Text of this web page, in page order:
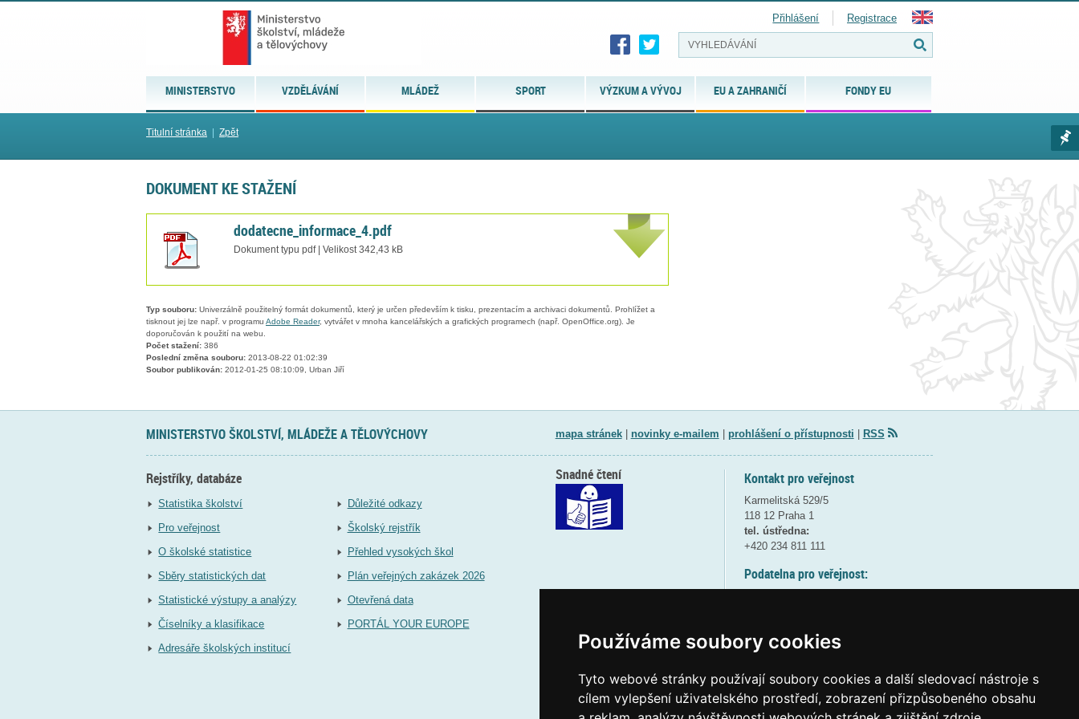
Používáme soubory cookies
Tyto webové stránky používají soubory cookies a další sledovací nástroje s
cílem vylepšení uživatelského prostředí, zobrazení přizpůsobeného obsahu
MINISTERSTVO VZDĚLÁVÁNÍ MLÁDEŽ SPORT VÝZKUM A VÝVOJ EU A ZAHRANIČÍ FONDY EU
Přihlášení Registrace
Titulní stránka Zpět
DOKUMENT KE STAŽENÍ
dodatecne_informace_4.pdf
Dokument typu pdf | Velikost 342,43 kB
Typ souboru: Univerzálně použitelný formát dokumentů, který je určen především k tisku, prezentacím a archivaci dokumentů. Prohlížet a
tisknout jej lze např. v programu Adobe Reader, vytvářet v mnoha kancelářských a grafických programech (např. OpenOffice.org). Je
doporučován k použití na webu.
Počet stažení: 386
Poslední změna souboru: 2013-08-22 01:02:39
Soubor publikován: 2012-01-25 08:10:09, Urban Jiří
MINISTERSTVO ŠKOLSTVÍ, MLÁDEŽE A TĚLOVÝCHOVY mapa stránek| novinky e-mailem prohlášení o přístupnosti RSS
Rejstříky, databáze
Statistika školství
Pro veřejnost
O školské statistice
Sběry statistických dat
Statistické výstupy a analýzy
Číselníky a klasifikace
Adresáře školských institucí
Důležité odkazy
Školský rejstřík
Přehled vysokých škol
Plán veřejných zakázek 2026
Otevřená data
PORTÁL YOUR EUROPE
Kontakt pro veřejnost
Karmelitská 529/5
118 12 Praha 1
tel. ústředna:
+420 234 811 111
Podatelna pro veřejnost:
(více informací
Elektronická podatelna:
Snadné čtení